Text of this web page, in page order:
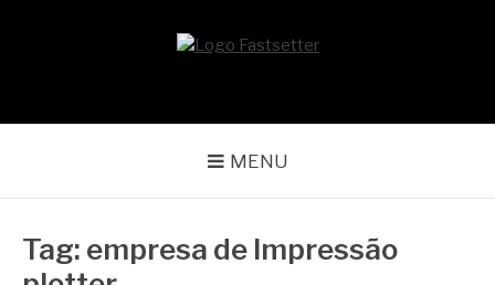
MENU
Tag: empresa de Impressão